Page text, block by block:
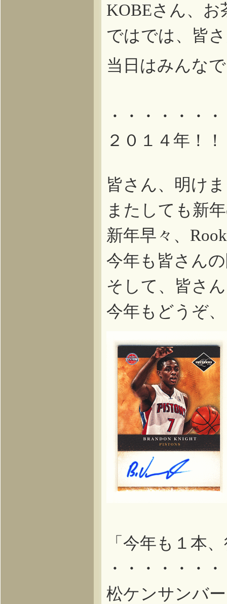
KOBEさん、お
ではでは、皆
当日はみんな
・・・・・・
２０１４年！
皆さん、明け
またしても新
新年早々、
今年も皆さん
そして、皆さ
今年もどうぞ
「今年も１本
・・・・・・
松ケンサンバ